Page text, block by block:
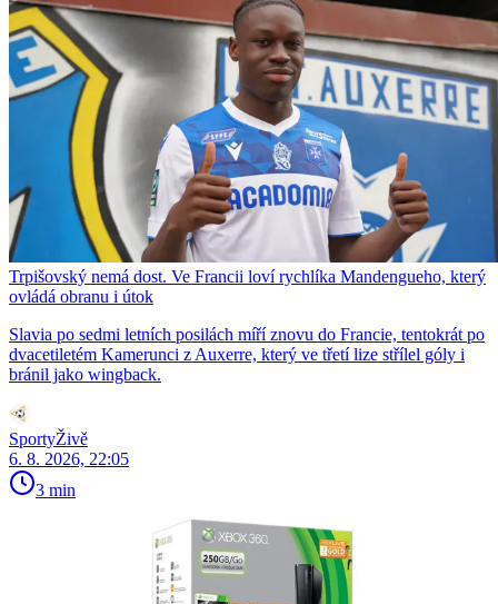
Trpišovský nemá dost. Ve Francii loví rychlíka Mandengueho, který
ovládá obranu i útok
Slavia po sedmi letních posilách míří znovu do Francie, tentokrát po
dvacetiletém Kamerunci z Auxerre, který ve třetí lize střílel góly i
bránil jako wingback.
SportyŽivě
6. 8. 2026, 22:05
3 min